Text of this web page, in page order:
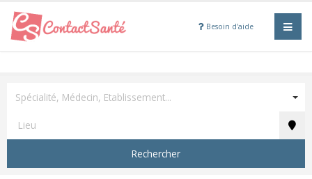
Besoin d'aide
Spécialité, Médecin, Etablissement...
Rechercher